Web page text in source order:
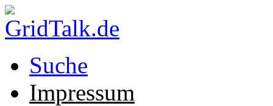
Suche
Impressum